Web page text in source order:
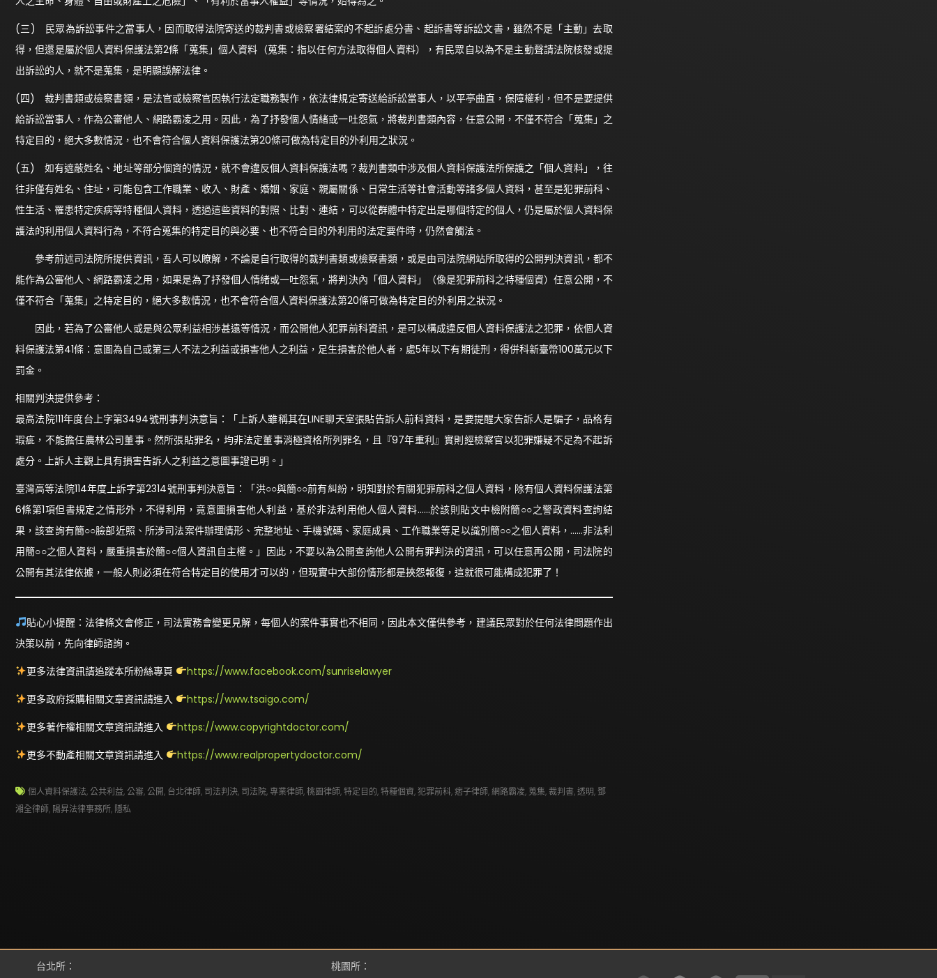
(三) 民眾為訴訟事件之當事人，因而取得法院寄送的裁判書或檢察署結案的不起訴處分書、起訴書等訴訟文書，雖然不是「主動」去取
得，但還是屬於個人資料保護法第2條「蒐集」個人資料（蒐集：指以任何方法取得個人資料），有民眾自以為不是主動聲請法院核發或提
出訴訟的人，就不是蒐集，是明顯誤解法律。
(四) 裁判書類或檢察書類，是法官或檢察官因執行法定職務製作，依法律規定寄送給訴訟當事人，以平亭曲直，保障權利，但不是要提供
給訴訟當事人，作為公審他人、網路霸凌之用。因此，為了抒發個人情緒或一吐怨氣，將裁判書類內容，任意公開，不僅不符合「蒐集」之
特定目的，絕大多數情況，也不會符合個人資料保護法第20條可做為特定目的外利用之狀況。
(五) 如有遮蔽姓名、地址等部分個資的情況，就不會違反個人資料保護法嗎？裁判書類中涉及個人資料保護法所保護之「個人資料」，往
往非僅有姓名、住址，可能包含工作職業、收入、財產、婚姻、家庭、親屬關係、日常生活等社會活動等諸多個人資料，甚至是犯罪前科、
性生活、罹患特定疾病等特種個人資料，透過這些資料的對照、比對、連結，可以從群體中特定出是哪個特定的個人，仍是屬於個人資料保
護法的利用個人資料行為，不符合蒐集的特定目的與必要、也不符合目的外利用的法定要件時，仍然會觸法。
參考前述司法院所提供資訊，吾人可以瞭解，不論是自行取得的裁判書類或檢察書類，或是由司法院網站所取得的公開判決資訊，都不
能作為公審他人、網路霸凌之用，如果是為了抒發個人情緒或一吐怨氣，將判決內「個人資料」（像是犯罪前科之特種個資）任意公開，不
僅不符合「蒐集」之特定目的，絕大多數情況，也不會符合個人資料保護法第20條可做為特定目的外利用之狀況。
因此，若為了公審他人或是與公眾利益相涉甚遠等情況，而公開他人犯罪前科資訊，是可以構成違反個人資料保護法之犯罪，依個人資
料保護法第41條：意圖為自己或第三人不法之利益或損害他人之利益，足生損害於他人者，處5年以下有期徒刑，得併科新臺幣100萬元以下
罰金。
相關判決提供參考：
最高法院111年度台上字第3494號刑事判決意旨：「上訴人雖稱其在LINE聊天室張貼告訴人前科資料，是要提醒大家告訴人是騙子，品格有
瑕疵，不能擔任農林公司董事。然所張貼罪名，均非法定董事消極資格所列罪名，且『97年重利』實則經檢察官以犯罪嫌疑不足為不起訴
處分。上訴人主觀上具有損害告訴人之利益之意圖事證已明。」
臺灣高等法院114年度上訴字第2314號刑事判決意旨：「洪○○與簡○○前有糾紛，明知對於有關犯罪前科之個人資料，除有個人資料保護法第
6條第1項但書規定之情形外，不得利用，竟意圖損害他人利益，基於非法利用他人個人資料……於該則貼文中檢附簡○○之警政資料查詢結
果，該查詢有簡○○臉部近照、所涉司法案件辦理情形、完整地址、手機號碼、家庭成員、工作職業等足以識別簡○○之個人資料，……非法利
用簡○○之個人資料，嚴重損害於簡○○個人資訊自主權。」因此，不要以為公開查詢他人公開有罪判決的資訊，可以任意再公開，司法院的
公開有其法律依據，一般人則必須在符合特定目的使用才可以的，但現實中大部份情形都是挾怨報復，這就很可能構成犯罪了！
貼心小提醒：法律條文會修正，司法實務會變更見解，每個人的案件事實也不相同，因此本文僅供參考，建議民眾對於任何法律問題作出
決策以前，先向律師諮詢。
更多法律資訊請追蹤本所粉絲專頁
https://www.facebook.com/sunriselawyer
更多政府採購相關文章資訊請進入
https://www.tsaigo.com/
更多著作權相關文章資訊請進入
https://www.copyrightdoctor.com/
更多不動產相關文章資訊請進入
https://www.realpropertydoctor.com/
個人資料保護法,公共利益,公審,公開, 台北律師, 司法判決, 司法院,專業律師,桃園律師,特定目的,特種個資,犯罪前科,痞子律師,網路霸凌, 蒐集,裁判書,透明, 鄧
湘全律師, 陽昇法律事務所, 隱私
台北所：
桃園所：